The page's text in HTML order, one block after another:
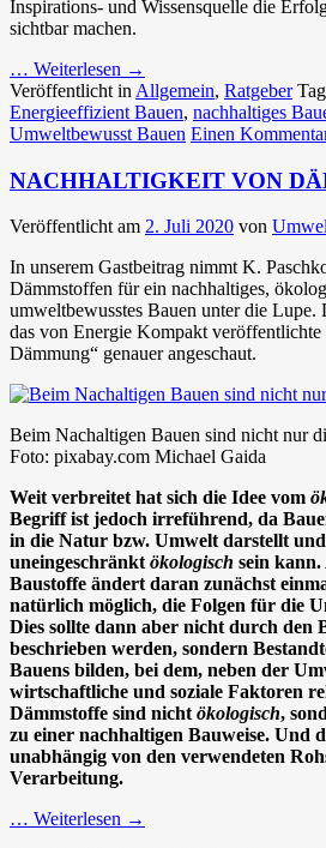
Inspirations- und Wissensquelle die
sichtbar machen.
… Weiterlesen →
Veröffentlicht in Allgemein, Ratgeber
Energieeffizient Bauen, nachhaltiges
Umweltbewusst Bauen Einen
NACHHALTIGKEIT VON
Veröffentlicht am 2. Juli 2020 von
In unserem Gastbeitrag nimmt K.
Dämmstoffen für ein nachhaltiges,
umweltbewusstes Bauen unter die Lupe.
das von Energie Kompakt
Dämmung“ genauer angeschaut.
Beim Nachaltigen Bauen sind nicht nur
Foto: pixabay.com Michael Gaida
Weit verbreitet hat sich die Idee vom
Begriff ist jedoch irreführend, da
in die Natur bzw. Umwelt darstellt
uneingeschränkt ökologisch sein
Baustoffe ändert daran zunächst
natürlich möglich, die Folgen für die
Dies sollte dann aber nicht durch den
beschrieben werden, sondern
Bauens bilden, bei dem, neben der
wirtschaftliche und soziale Faktoren
Dämmstoffe sind nicht ökologisch,
zu einer nachhaltigen Bauweise. Und
unabhängig von den verwendeten
Verarbeitung.
… Weiterlesen →